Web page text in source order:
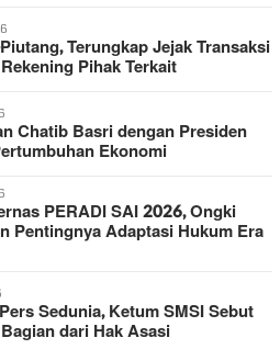
Terungkap Jejak Transaksi
Pihak Terkait
Chatib Basri dengan Presiden
Ekonomi
PERADI SAI 2026, Ongki
Pentingnya Adaptasi Hukum Era
Sedunia, Ketum SMSI Sebut
dari Hak Asasi